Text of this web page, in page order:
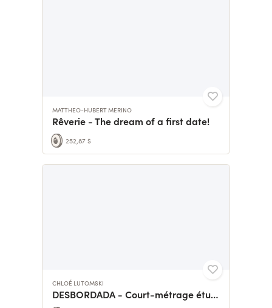
MATTHEO-HUBERT MERINO
Rêverie - The dream of a first date!
252,87 $
CHLOÉ LUTOMSKI
DESBORDADA - Court-métrage étudiante